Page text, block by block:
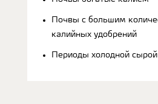
Почвы с большим
калийных удобрений
Периоды холодной